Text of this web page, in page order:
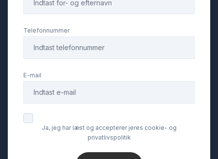
Musikstreaming via bluetooth
Navigation
Parkeringssensor bagved
Parkeringssensor foran
Telefonnummer
E-mail
Ja, jeg har læst og accepterer jeres cookie- og
privatlivspolitik